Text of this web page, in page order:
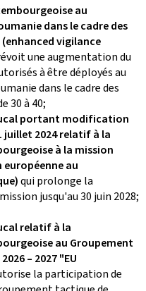
au
dans le cadre des
vigilance
une augmentation du
à être déployés au
dans le cadre des
30 à 40;
portant modification
juillet 2024 relatif à la
à la mission
au
qui prolonge la
jusqu'au 30 juin 2028;
relatif à la
au Groupement
– 2027 "EU
la participation de